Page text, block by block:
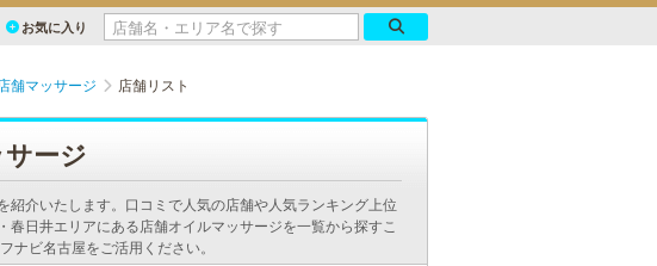
お気に入り
舗マッサージ 店舗リスト
ージ
介いたします。口コミで人気の店舗や人気ランキング上位
日井エリアにある店舗オイルマッサージを一覧から探すこ
ナビ名古屋をご活用ください。